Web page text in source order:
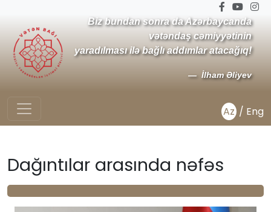
Biz bundan sonra da Azərbaycanda
vətəndaş cəmiyyətinin
yaradılması ilə bağlı addımlar atacağıq!
İlham Əliyev
Az / Eng
Dağıntılar arasında nəfəs